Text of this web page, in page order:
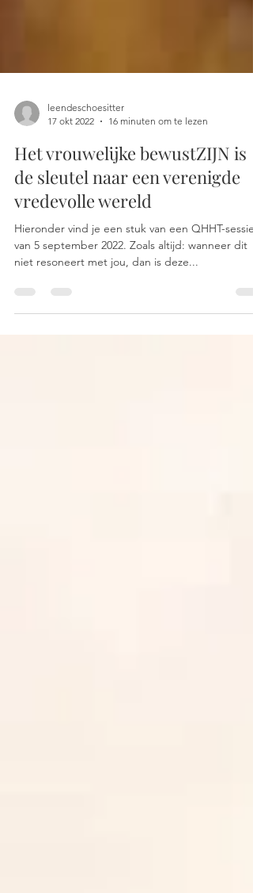
16 minuten om te lezen
Het vrouwelijke bewustZIJN is
de sleutel naar een verenigde
vredevolle wereld
Hieronder vind je een stuk van een QHHT-sessie
van 5 september 2022. Zoals altijd: wanneer dit
niet resoneert met jou, dan is deze...